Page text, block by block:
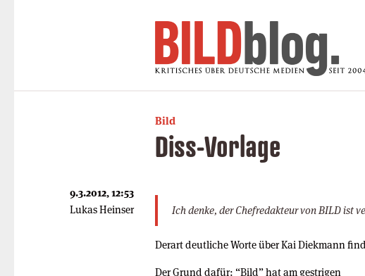
Bild
Diss-Vorlage
Ich denke, der Chefredakteur von BILD ist
Derart deutliche Worte über Kai Diekmann
Der Grund dafür: “Bild” hat am gestrigen
9.3.2012, 12:53
Lukas Heinser